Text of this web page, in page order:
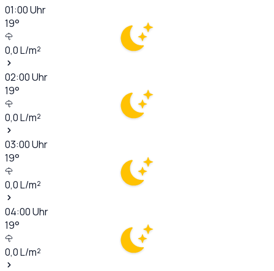
01:00Uhr
19°
0,0L/m²
02:00Uhr
19°
0,0L/m²
03:00Uhr
19°
0,0L/m²
04:00Uhr
19°
0,0L/m²